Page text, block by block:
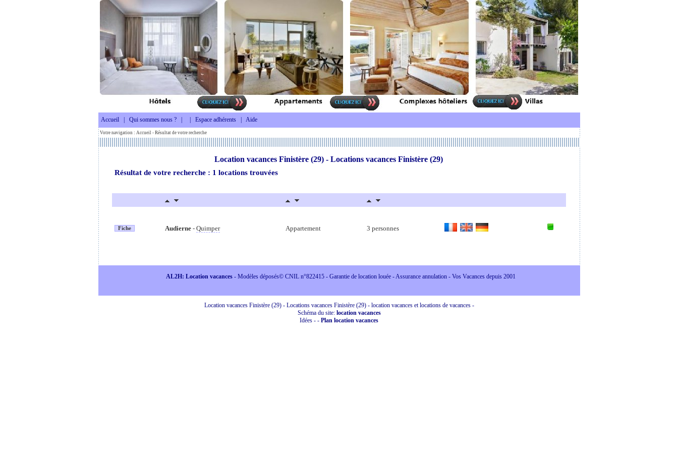
Accueil| Qui sommes nous ?| Espace adhérents| Aide
Votre navigation : Accueil- Résultat de votre recherche
Location vacances Finistère (29) - Locations vacances Finistère (29)
Résultat de votre recherche : 1 locations trouvées
Fiche Audierne - Quimper Appartement 3 personnes
AL2H: Location vacances- Modèles déposés© CNIL n°822415 - Garantie de location louée - Assurance annulation - Vos Vacances depuis 2001
Location vacances Finistère (29) - Locations vacances Finistère (29) - location vacances et locations de vacances -
Schéma du site: location vacances
Idées - - Plan location vacances